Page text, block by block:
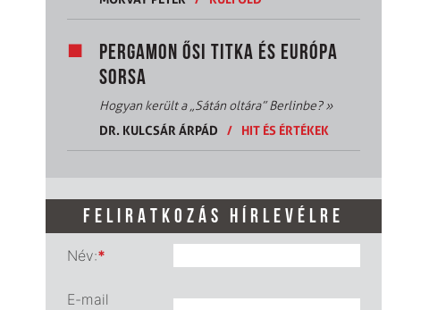
PERGAMON ŐSI TITKA ÉS EURÓPA
SORSA
Hogyan került a „Sátán oltára” Berlinbe?»
DR. KULCSÁR ÁRPÁD
/ HIT ÉS ÉRTÉKEK
FELIRATKOZÁS HÍRLEVÉLRE
Név:*
E-mail